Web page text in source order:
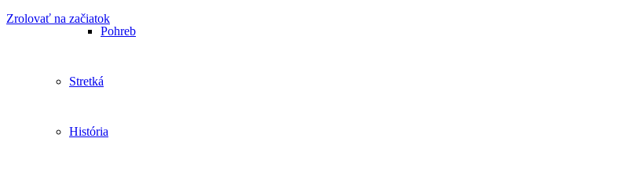
Pohreb
Stretká
História
Zrolovať na začiatok